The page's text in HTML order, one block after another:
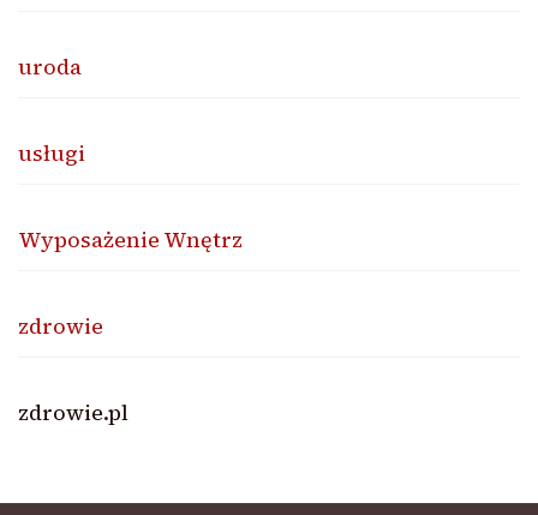
uroda
usługi
Wyposażenie Wnętrz
zdrowie
zdrowie.pl